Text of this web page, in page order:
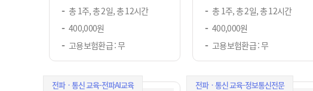
총 1주, 총 2일, 총 12시간
400,000원
고용보험환급 : 무
총 1주, 총 2일, 총 12시간
400,000원
고용보험환급 : 무
전파ㆍ통신 교육-전파AI교육 전파ㆍ통신 교육-정보통신전문